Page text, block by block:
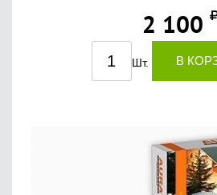
2 100
Шт. В